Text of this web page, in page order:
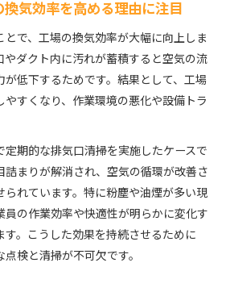
工場内排気設備清掃の知識
プロが語る現場で役立つ知識まとめ
備清掃における安全管理の重要ポイ
基づく排気口清掃の効果と事例解説
備清掃と法令遵守の基礎知識を押さ
気効率を高める理由に注目
で、工場の換気効率が大幅に向上しま
やダクト内に汚れが蓄積すると空気の流
が低下するためです。結果として、工場
やすくなり、作業環境の悪化や設備トラ
定期的な排気口清掃を実施したケースで
詰まりが解消され、空気の循環が改善さ
られています。特に粉塵や油煙が多い現
員の作業効率や快適性が明らかに変化す
す。こうした効果を持続させるために
検と清掃が不可欠です。